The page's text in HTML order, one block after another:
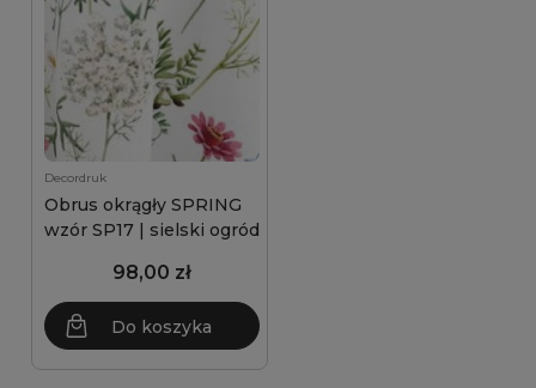
Decordruk
Obrus okrągły SPRING
wzór SP17 | sielski ogród
98,00 zł
Do koszyka